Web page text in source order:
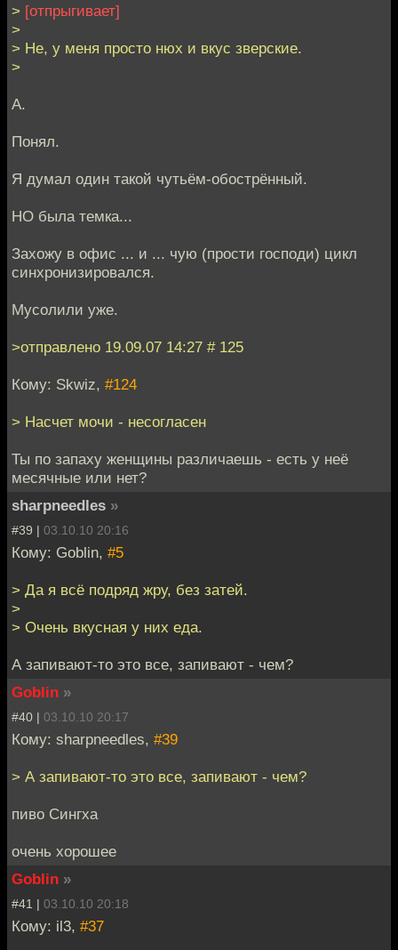
> [отпрыгивает]
>
> Не, у меня просто нюх и вкус зверские.
>
А.
Понял.
Я думал один такой чутьём-обострённый.
НО была темка...
Захожу в офис ... и ... чую (прости господи) цикл
синхронизировался.
Мусолили уже.
>отправлено 19.09.07 14:27 # 125
Кому: Skwiz, #124
> Насчет мочи - несогласен
Ты по запаху женщины различаешь - есть у неё
месячные или нет?
sharpneedles »
#39 | 03.10.10 20:16
Кому: Goblin, #5
> Да я всё подряд жру, без затей.
>
> Очень вкусная у них еда.
А запивают-то это все, запивают - чем?
Goblin »
#40 | 03.10.10 20:17
Кому: sharpneedles, #39
> А запивают-то это все, запивают - чем?
пиво Сингха
очень хорошее
Goblin »
#41 | 03.10.10 20:18
Кому: il3, #37